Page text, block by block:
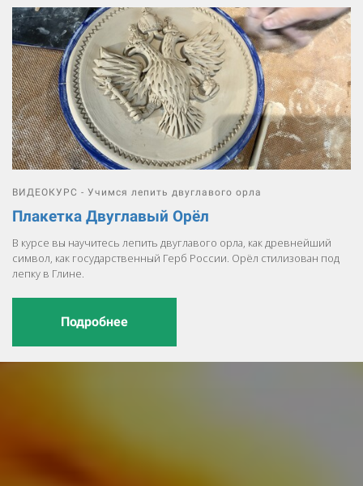
ВИДЕОКУРС - Учимся лепить двуглавого орла
Плакетка Двуглавый Орёл
В курсе вы научитесь лепить двуглавого орла, как древнейший
символ, как государственный Герб России. Орёл стилизован под
лепку в Глине.
Подробнее